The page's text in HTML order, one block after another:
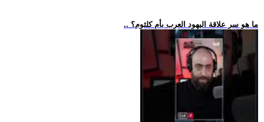
.. ما هو سر علاقة اليهود العرب بأم كلثوم؟